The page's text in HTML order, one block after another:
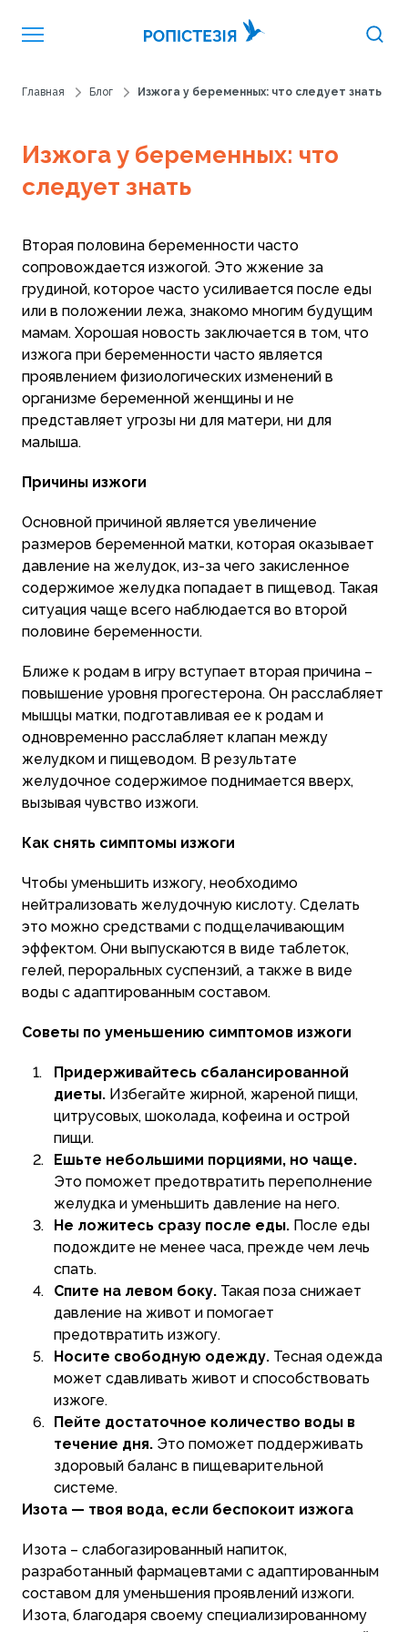
Главная Блог Изжога у беременных: что следует знать
Изжога у беременных: что
следует знать
Вторая половина беременности часто
сопровождается изжогой. Это жжение за
грудиной, которое часто усиливается после еды
или в положении лежа, знакомо многим будущим
мамам. Хорошая новость заключается в том, что
изжога при беременности часто является
проявлением физиологических изменений в
организме беременной женщины и не
представляет угрозы ни для матери, ни для
малыша.
Причины изжоги
Основной причиной является увеличение
размеров беременной матки, которая оказывает
давление на желудок, из-за чего закисленное
содержимое желудка попадает в пищевод. Такая
ситуация чаще всего наблюдается во второй
половине беременности.
Ближе к родам в игру вступает вторая причина –
повышение уровня прогестерона. Он расслабляет
мышцы матки, подготавливая ее к родам и
одновременно расслабляет клапан между
желудком и пищеводом. В результате
желудочное содержимое поднимается вверх,
вызывая чувство изжоги.
Как снять симптомы изжоги
Чтобы уменьшить изжогу, необходимо
нейтрализовать желудочную кислоту. Сделать
это можно средствами с подщелачивающим
эффектом. Они выпускаются в виде таблеток,
гелей, пероральных суспензий, а также в виде
воды с адаптированным составом.
Советы по уменьшению симптомов изжоги
Придерживайтесь сбалансированной
диеты. Избегайте жирной, жареной пищи,
цитрусовых, шоколада, кофеина и острой
пищи.
Ешьте небольшими порциями, но чаще.
Это поможет предотвратить переполнение
желудка и уменьшить давление на него.
Не ложитесь сразу после еды. После еды
подождите не менее часа, прежде чем лечь
спать.
Спите на левом боку. Такая поза снижает
давление на живот и помогает
предотвратить изжогу.
Носите свободную одежду. Тесная одежда
может сдавливать живот и способствовать
изжоге.
Пейте достаточное количество воды в
течение дня. Это поможет поддерживать
здоровый баланс в пищеварительной
системе.
Изота — твоя вода, если беспокоит изжога
Изота – слабогазированный напиток,
разработанный фармацевтами с адаптированным
составом для уменьшения проявлений изжоги.
Изота, благодаря своему специализированному